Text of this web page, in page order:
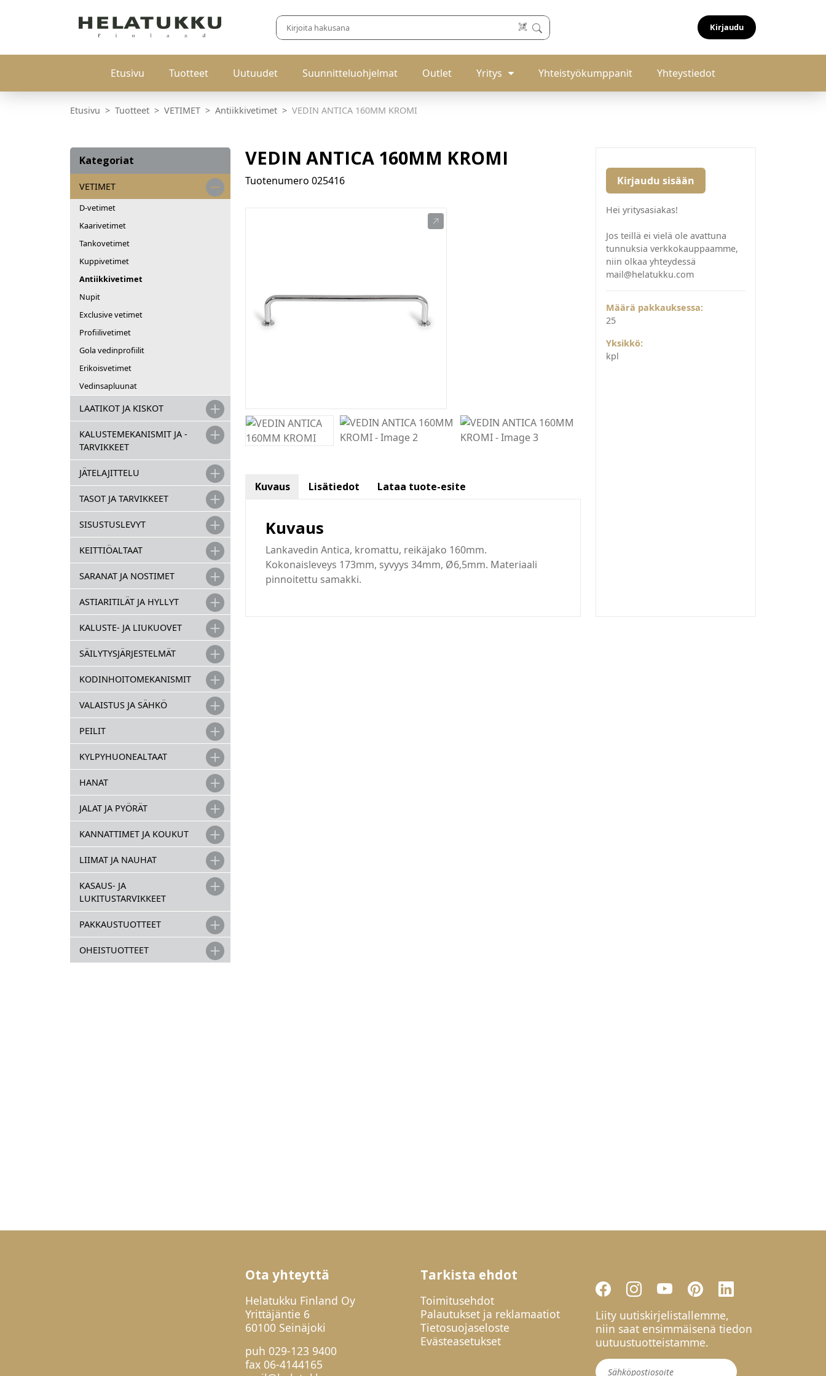
Kirjaudu
Etusivu Tuotteet Uutuudet Suunnitteluohjelmat Outlet Yritys Yhteistyökumppanit Yhteystiedot
Etusivu Tuotteet VETIMET Antiikkivetimet VEDIN ANTICA 160MM KROMI
Kategoriat
VETIMET
D-vetimet
Kaarivetimet
Tankovetimet
Kuppivetimet
Antiikkivetimet
Nupit
Exclusive vetimet
Profiilivetimet
Gola vedinprofiilit
Erikoisvetimet
Vedinsapluunat
LAATIKOT JA KISKOT
KALUSTEMEKANISMIT JA -
TARVIKKEET
JÄTELAJITTELU
TASOT JA TARVIKKEET
SISUSTUSLEVYT
KEITTIÖALTAAT
SARANAT JA NOSTIMET
ASTIARITILÄT JA HYLLYT
KALUSTE- JA LIUKUOVET
SÄILYTYSJÄRJESTELMÄT
KODINHOITOMEKANISMIT
VALAISTUS JA SÄHKÖ
PEILIT
KYLPYHUONEALTAAT
HANAT
JALAT JA PYÖRÄT
KANNATTIMET JA KOUKUT
LIIMAT JA NAUHAT
KASAUS- JA
LUKITUSTARVIKKEET
PAKKAUSTUOTTEET
OHEISTUOTTEET
VEDIN ANTICA 160MM KROMI
Tuotenumero 025416
Kuvaus Lisätiedot Lataa tuote-esite
Kuvaus
Lankavedin Antica, kromattu, reikäjako 160mm.
Kokonaisleveys 173mm, syvyys 34mm, Ø6,5mm. Materiaali
pinnoitettu samakki.
Kirjaudu sisään
Hei yritysasiakas!
Jos teillä ei vielä ole avattuna
tunnuksia verkkokauppaamme,
niin olkaa yhteydessä
mail@helatukku.com
Määrä pakkauksessa:
25
Yksikkö:
kpl
Ota yhteyttä
Helatukku Finland Oy
Yrittäjäntie 6
60100 Seinäjoki
puh 029-123 9400
fax 06-4144165
Tarkista ehdot
Toimitusehdot
Palautukset ja reklamaatiot
Tietosuojaseloste
Evästeasetukset
Liity uutiskirjelistallemme,
niin saat ensimmäisenä tiedon
uutuustuotteistamme.
Uutiskirje